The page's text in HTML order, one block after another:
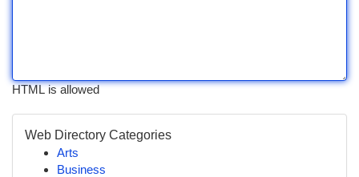
HTML is allowed
Web Directory Categories
Arts
Business